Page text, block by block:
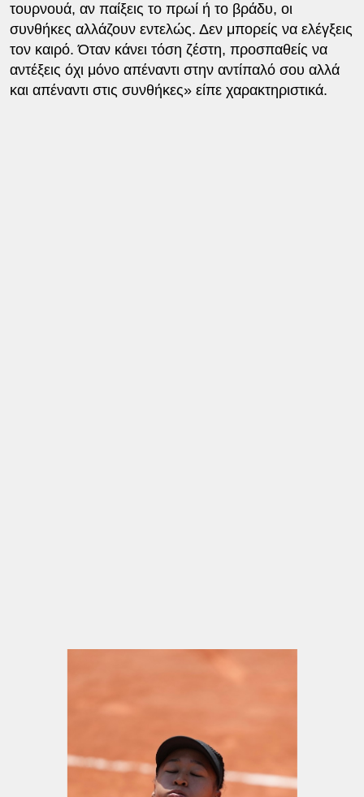
τουρνουά, αν παίξεις το πρωί ή το βράδυ, οι
συνθήκες αλλάζουν εντελώς. Δεν μπορείς να ελέγξεις
τον καιρό. Όταν κάνει τόση ζέστη, προσπαθείς να
αντέξεις όχι μόνο απέναντι στην αντίπαλό σου αλλά
και απέναντι στις συνθήκες» είπε χαρακτηριστικά.